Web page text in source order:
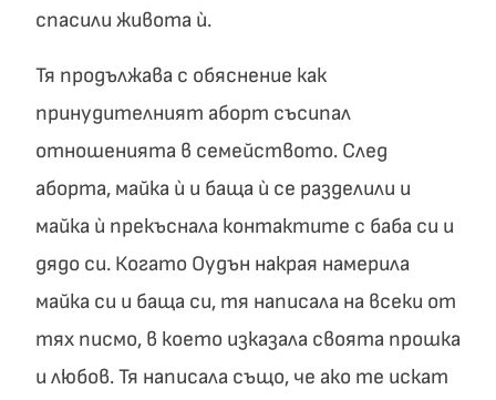
спасили живота ѝ.
Тя продължава с обяснение как
принудителният аборт съсипал
отношенията в семейството. След
аборта, майка ѝ и баща ѝ се разделили и
майка ѝ прекъснала контактите с баба си и
дядо си. Когато Оудън накрая намерила
майка си и баща си, тя написала на всеки от
тях писмо, в което изказала своята прошка
и любов. Тя написала също, че ако те искат